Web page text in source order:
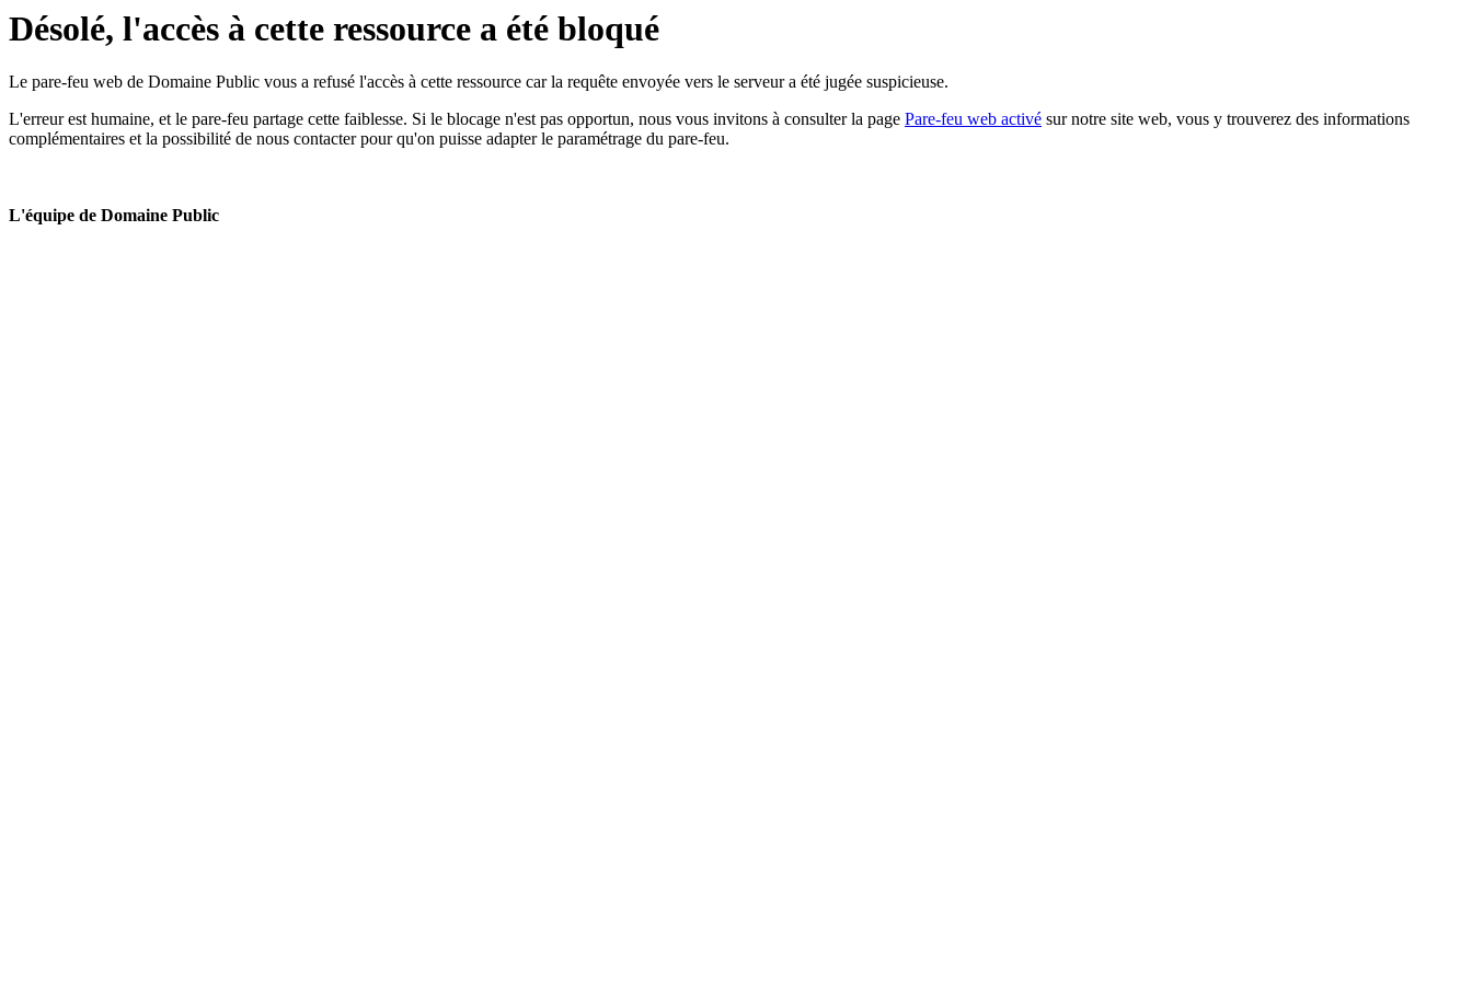
Désolé, l'accès à cette ressource a été bloqué
Le pare-feu web de Domaine Public vous a refusé l'accès à cette ressource car la requête envoyée vers le serveur a été jugée suspicieuse.
L'erreur est humaine, et le pare-feu partage cette faiblesse. Si le blocage n'est pas opportun, nous vous invitons à consulter la page Pare-feu web activé sur notre site web, vous y trouverez des informations
complémentaires et la possibilité de nous contacter pour qu'on puisse adapter le paramétrage du pare-feu.
L'équipe de Domaine Public